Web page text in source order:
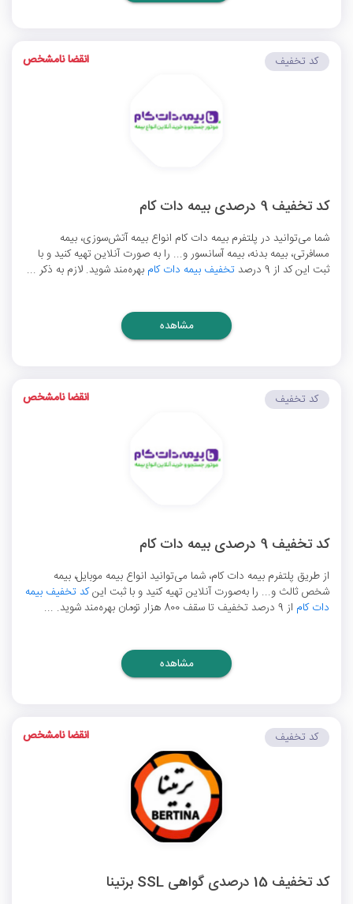
کد تخفیف 9 درصدی بیمه دات کام
شما می‌توانید در پلتفرم بیمه دات کام انواع بیمه آتش‌سوزی، بیمه
مسافرتی، بیمه بدنه، بیمه آسانسور و... را به صورت آنلاین تهیه کنید و با
ثبت این کد از 9 درصد
تخفیف بیمه دات کام بهره‌مند شوید. لازم به ذکر ...
کد تخفیف انقضا نامشخص
مشاهده
کد تخفیف 9 درصدی بیمه دات کام
از طریق پلتفرم بیمه دات کام، شما می‌توانید انواع بیمه موبایل، بیمه
شخص ثالث و... را به‌صورت آنلاین تهیه کنید و با ثبت اینکد تخفیف بیمه
دات کام از 9 درصد تخفیف تا سقف 800 هزار تومان بهره‌مند شوید. ...
کد تخفیف انقضا نامشخص
مشاهده
کد تخفیف 15 درصدی گواهی SSL برتینا
کد تخفیف انقضا نامشخص